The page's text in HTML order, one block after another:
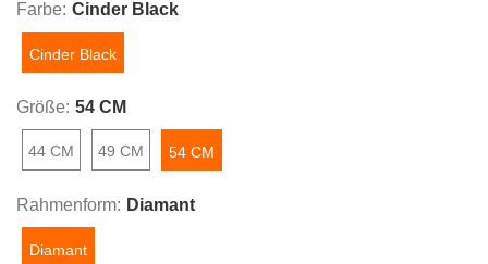
Farbe: Cinder Black
Cinder Black
Größe: 54 CM
44 CM 49 CM 54 CM
Rahmenform: Diamant
Diamant